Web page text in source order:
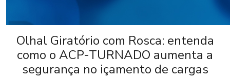
Olhal Giratório com Rosca: entenda
como o ACP-TURNADO aumenta a
segurança no içamento de cargas